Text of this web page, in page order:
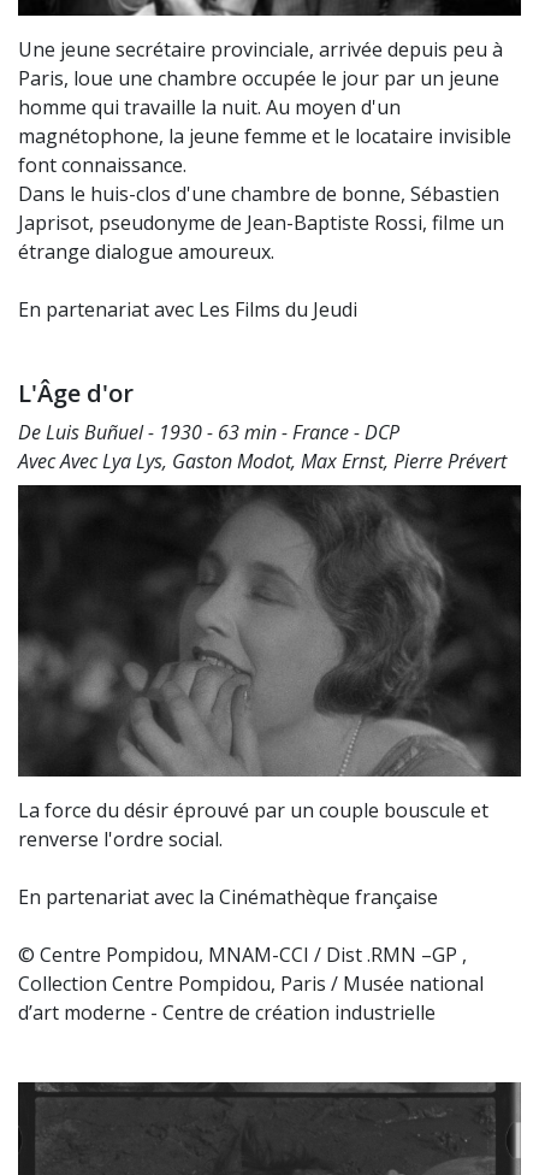
Une jeune secrétaire provinciale, arrivée depuis peu à
Paris, loue une chambre occupée le jour par un jeune
homme qui travaille la nuit. Au moyen d'un
magnétophone, la jeune femme et le locataire invisible
font connaissance.
Dans le huis-clos d'une chambre de bonne, Sébastien
Japrisot, pseudonyme de Jean-Baptiste Rossi, filme un
étrange dialogue amoureux.
En partenariat avec Les Films du Jeudi
L'Âge d'or
De Luis Buñuel - 1930 - 63 min - France - DCP
Avec Avec Lya Lys, Gaston Modot, Max Ernst, Pierre Prévert
La force du désir éprouvé par un couple bouscule et
renverse l'ordre social.
En partenariat avec la Cinémathèque française
© Centre Pompidou, MNAM-CCI / Dist .RMN –GP ,
Collection Centre Pompidou, Paris / Musée national
d’art moderne - Centre de création industrielle